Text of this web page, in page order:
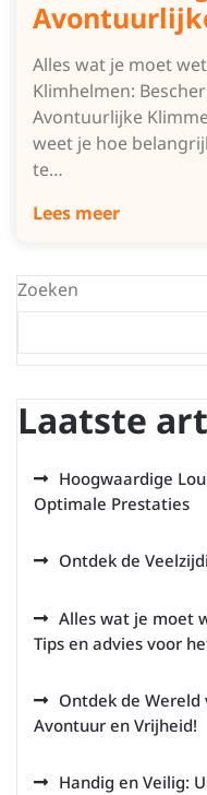
Alles wat je moet
Klimhelmen:
Avontuurlijke
weet je hoe
te…
Lees meer
Zoeken
Laatste
Hoogwaardige
Optimale Prestaties
Ontdek de
Alles wat je moet
Tips en advies voor
Ontdek de Wereld
Avontuur en Vrijheid!
Handig en Veilig: